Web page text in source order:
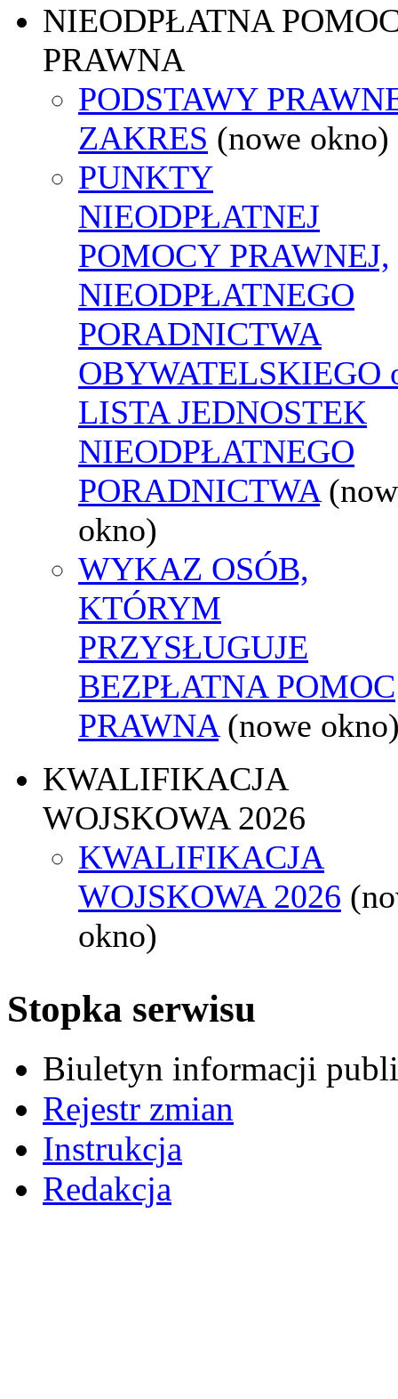
NIEODPŁATNA
PRAWNA
PODSTAWY
ZAKRES (nowe okno)
PUNKTY
NIEODPŁATNEJ
POMOCY PRAWNEJ,
NIEODPŁATNEGO
PORADNICTWA
OBYWATELSKIEGO
LISTA JEDNOSTEK
NIEODPŁATNEGO
PORADNICTWA
okno)
WYKAZ OSÓB,
KTÓRYM
PRZYSŁUGUJE
BEZPŁATNA POMOC
PRAWNA (nowe
KWALIFIKACJA
WOJSKOWA 2026
KWALIFIKACJA
WOJSKOWA 2026
okno)
Stopka serwisu
Biuletyn informacji
Rejestr zmian
Instrukcja
Redakcja